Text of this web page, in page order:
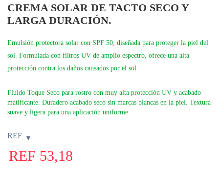
CREMA SOLAR DE TACTO SECO Y
LARGA DURACIÓN.
Emulsión protectora solar con SPF 50, diseñada para proteger la piel del
sol. Formulada con filtros UV de amplio espectro, ofrece una alta
protección contra los daños causados por el sol.
Fluido Toque Seco para rostro con muy alta protección UV y acabado
matificante. Duradero acabado seco sin marcas blancas en la piel. Textura
suave y ligera para una aplicación uniforme.
REF
REF 53,18